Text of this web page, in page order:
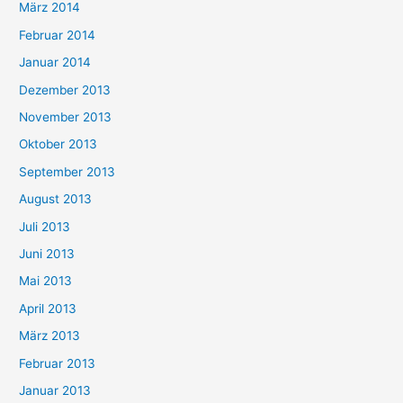
März 2014
Februar 2014
Januar 2014
Dezember 2013
November 2013
Oktober 2013
September 2013
August 2013
Juli 2013
Juni 2013
Mai 2013
April 2013
März 2013
Februar 2013
Januar 2013